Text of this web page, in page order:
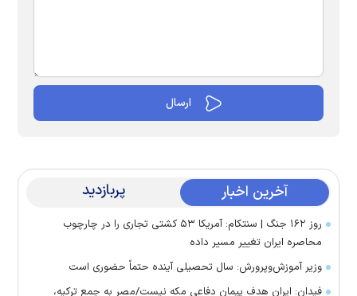
آخرین اخبار پربازدید
روز ۱۶۲ جنگ | سنتکام: آمریکا ۵۳ کشتی تجاری را در چارچوب
محاصره ایران تغییر مسیر داده
وزیر آموزش‌وپرورش: سال تحصیلی آینده حتماً حضوری است
فیدان: ایران هدف پیمان دفاعی مکه نیست/مصر به جمع ترکیه،